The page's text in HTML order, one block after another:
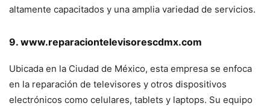
altamente capacitados y una amplia variedad de servicios.
9. www.reparaciontelevisorescdmx.com
Ubicada en la Ciudad de México, esta empresa se enfoca
en la reparación de televisores y otros dispositivos
electrónicos como celulares, tablets y laptops. Su equipo